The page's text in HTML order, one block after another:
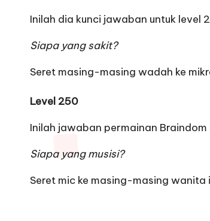
Inilah dia kunci jawaban untuk level
Siapa yang sakit?
Seret masing-masing wadah ke
Level 250
Inilah jawaban permainan Braindom
Siapa yang musisi?
Seret mic ke masing-masing wanita